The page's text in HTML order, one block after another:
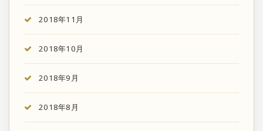
2018年11月
2018年10月
2018年9月
2018年8月